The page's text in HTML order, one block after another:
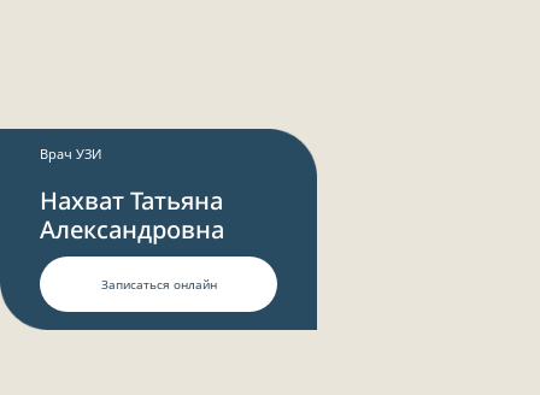
Врач УЗИ
Нахват Татьяна
Александровна
Записаться онлайн